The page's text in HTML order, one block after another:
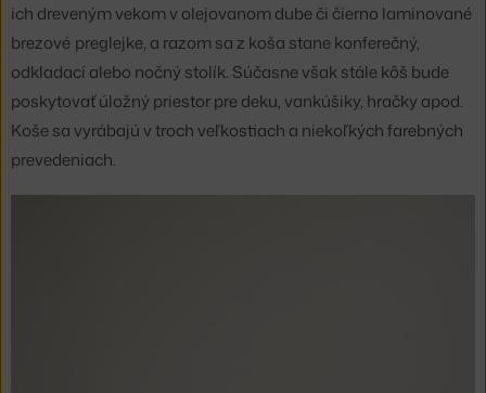
ich dreveným vekom v olejovanom dube či čierno laminované
brezové preglejke, a razom sa z koša stane konferečný,
odkladací alebo nočný stolík. Súčasne však stále kôš bude
poskytovať úložný priestor pre deku, vankúšiky, hračky apod.
Koše sa vyrábajú v troch veľkostiach a niekoľkých farebných
prevedeniach.